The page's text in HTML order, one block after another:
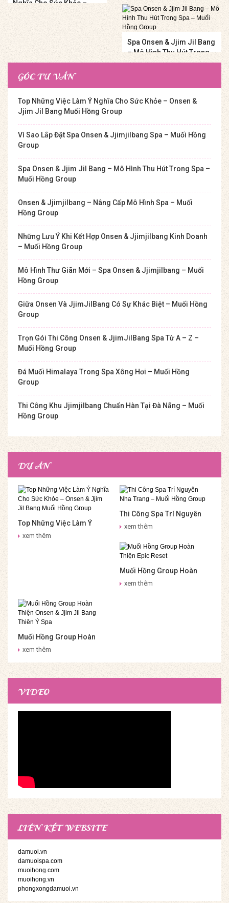
Nghĩa Cho Sức Khỏe –
Onsen & Jjim Jil Bang
Muối Hồng Group
Hồng Group
Spa Onsen & Jjim Jil Bang
– Mô Hình Thu Hút Trong
Spa – Muối Hồng Group
GÓC TƯ VẤN
Top Những Việc Làm Ý Nghĩa Cho Sức Khỏe – Onsen &
Jjim Jil Bang Muối Hồng Group
Vì Sao Lắp Đặt Spa Onsen & Jjimjilbang Spa – Muối Hồng
Group
Spa Onsen & Jjim Jil Bang – Mô Hình Thu Hút Trong Spa –
Muối Hồng Group
Onsen & Jjimjilbang – Nâng Cấp Mô Hình Spa – Muối
Hồng Group
Những Lưu Ý Khi Kết Hợp Onsen & Jjimjilbang Kinh Doanh
– Muối Hồng Group
Mô Hình Thư Giãn Mới – Spa Onsen & Jjimjilbang – Muối
Hồng Group
Giữa Onsen Và JjimJilBang Có Sự Khác Biệt – Muối Hồng
Group
Trọn Gói Thi Công Onsen & JjimJilBang Spa Từ A – Z –
Muối Hồng Group
Đá Muối Himalaya Trong Spa Xông Hơi – Muối Hồng
Group
Thi Công Khu Jjimjilbang Chuẩn Hàn Tại Đà Nẵng – Muối
Hồng Group
DỰ ÁN
Top Những Việc Làm Ý
Nghĩa Cho Sức Khỏe –
xem thêm
Thi Công Spa Trí Nguyên
Nha Trang – Muối Hồng
xem thêm
Muối Hồng Group Hoàn
Thiện Epic Reset
xem thêm
Muối Hồng Group Hoàn
Thiện Onsen & Jjim Jil
xem thêm
VIDEO
LIÊN KẾT WEBSITE
damuoi.vn
damuoispa.com
muoihong.com
muoihong.vn
phongxongdamuoi.vn